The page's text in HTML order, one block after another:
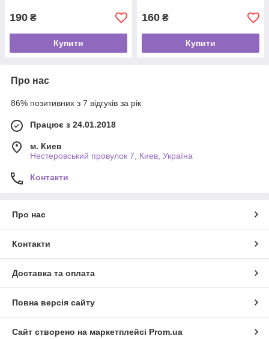
190 ₴
Купити
160 ₴
Купити
Про нас
86% позитивних з 7 відгуків за рік
Працює з 24.01.2018
м. Киев
Нестеровський провулок 7, Киев, Україна
Контакти
Про нас
Контакти
Доставка та оплата
Повна версія сайту
Сайт створено на маркетплейсі Prom.ua